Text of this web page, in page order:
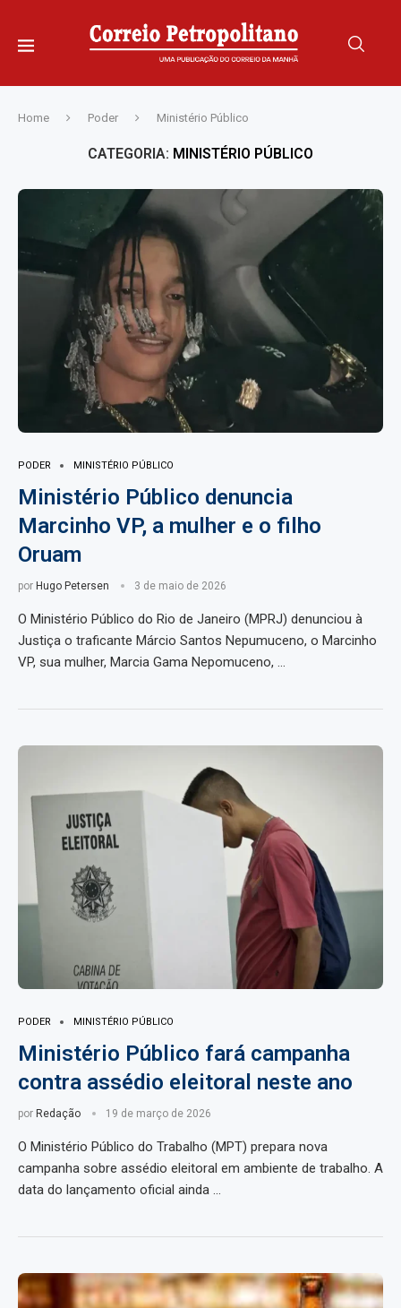
Home Poder Ministério Público
CATEGORIA: MINISTÉRIO PÚBLICO
PODER MINISTÉRIO PÚBLICO
Ministério Público denuncia
Marcinho VP, a mulher e o filho
Oruam
por Hugo Petersen 3 de maio de 2026
O Ministério Público do Rio de Janeiro (MPRJ) denunciou à
Justiça o traficante Márcio Santos Nepumuceno, o Marcinho
VP, sua mulher, Marcia Gama Nepomuceno, …
PODER MINISTÉRIO PÚBLICO
Ministério Público fará campanha
contra assédio eleitoral neste ano
por Redação 19 de março de 2026
O Ministério Público do Trabalho (MPT) prepara nova
campanha sobre assédio eleitoral em ambiente de trabalho. A
data do lançamento oficial ainda …